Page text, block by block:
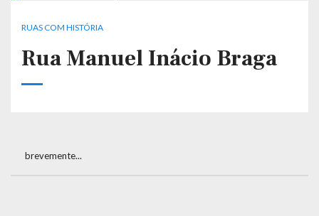
RUAS COM HISTÓRIA
Rua Manuel Inácio Braga
brevemente...